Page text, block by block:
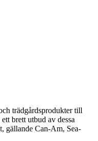
trädgårdsprodukter till
brett utbud av dessa
gällande Can-Am, Sea-